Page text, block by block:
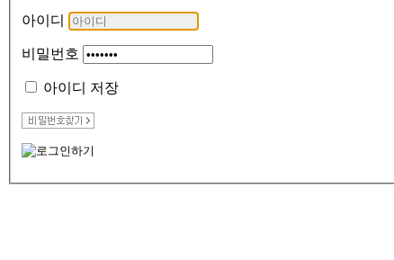
아이디
비밀번호
아이디 저장